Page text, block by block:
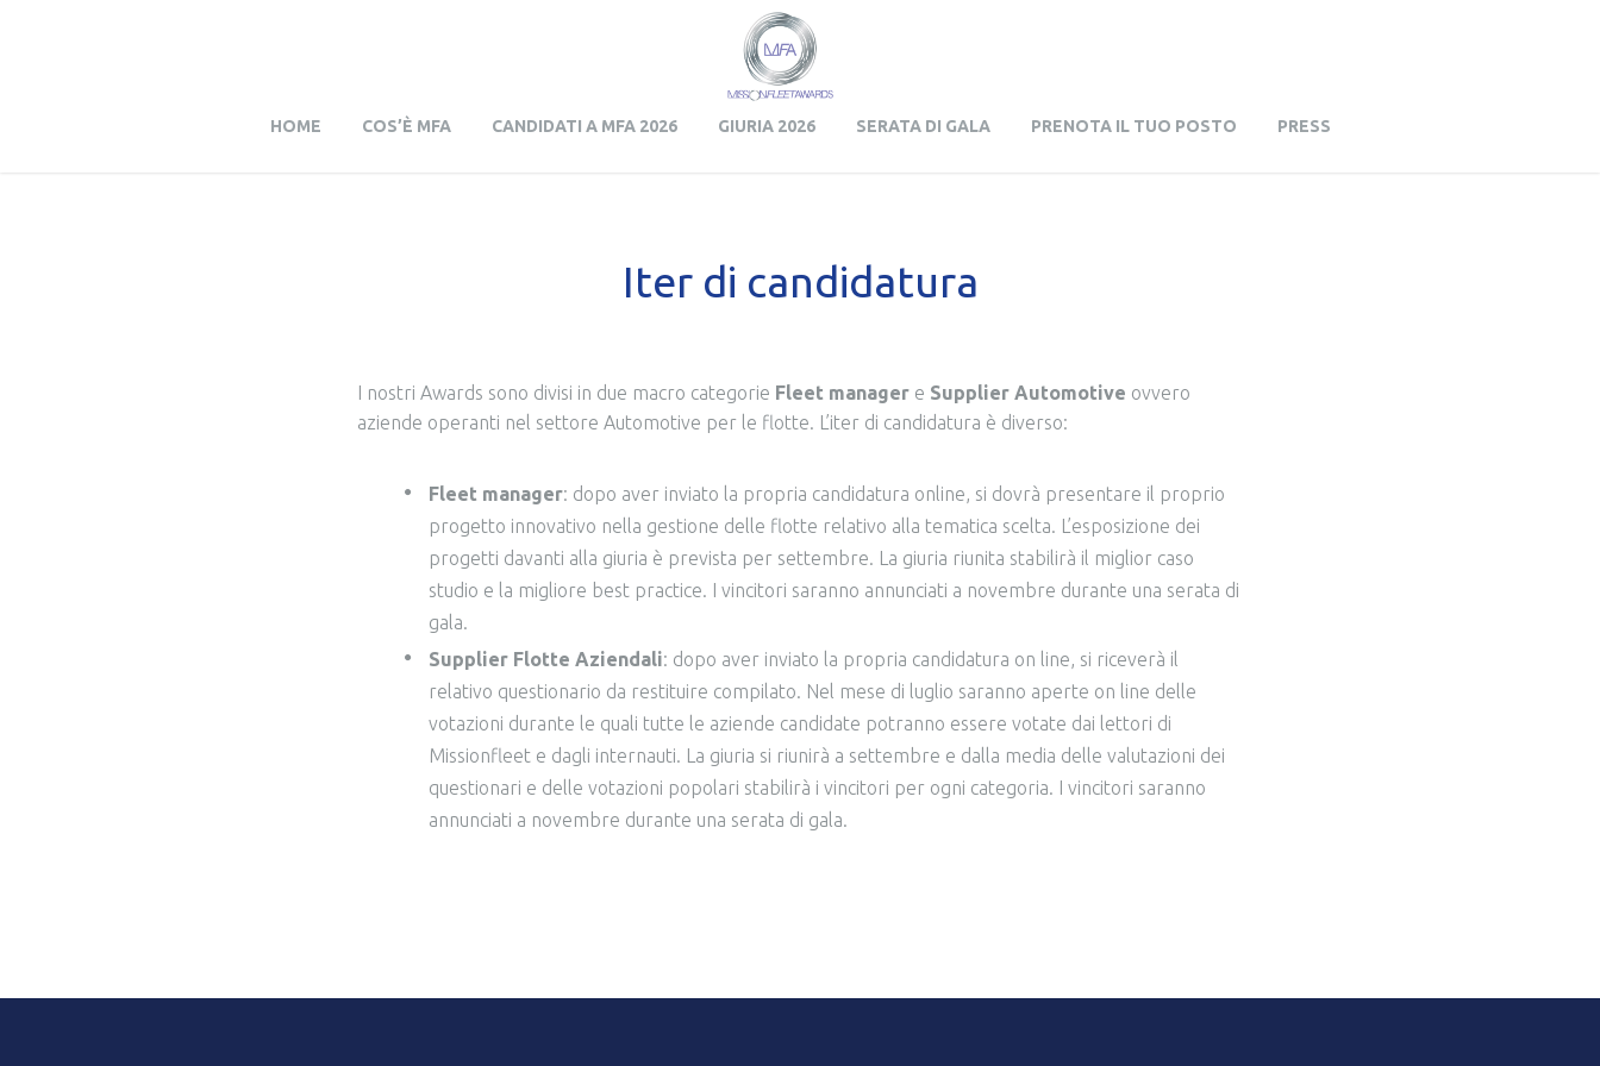
Skip to content
HOME COS’È MFA CANDIDATI A MFA 2026 GIURIA 2026 SERATA DI GALA PRENOTA IL TUO POSTO PRESS
Iter di candidatura
I nostri Awards sono divisi in due macro categorie Fleet manager e Supplier Automotive ovvero
aziende operanti nel settore Automotive per le flotte. L’iter di candidatura è diverso:
Fleet manager: dopo aver inviato la propria candidatura online, si dovrà presentare il proprio
progetto innovativo nella gestione delle flotte relativo alla tematica scelta. L’esposizione dei
progetti davanti alla giuria è prevista per settembre. La giuria riunita stabilirà il miglior caso
studio e la migliore best practice. I vincitori saranno annunciati a novembre durante una serata di
gala.
Supplier Flotte Aziendali: dopo aver inviato la propria candidatura on line, si riceverà il
relativo questionario da restituire compilato. Nel mese di luglio saranno aperte on line delle
votazioni durante le quali tutte le aziende candidate potranno essere votate dai lettori di
Missionfleet e dagli internauti. La giuria si riunirà a settembre e dalla media delle valutazioni dei
questionari e delle votazioni popolari stabilirà i vincitori per ogni categoria. I vincitori saranno
annunciati a novembre durante una serata di gala.